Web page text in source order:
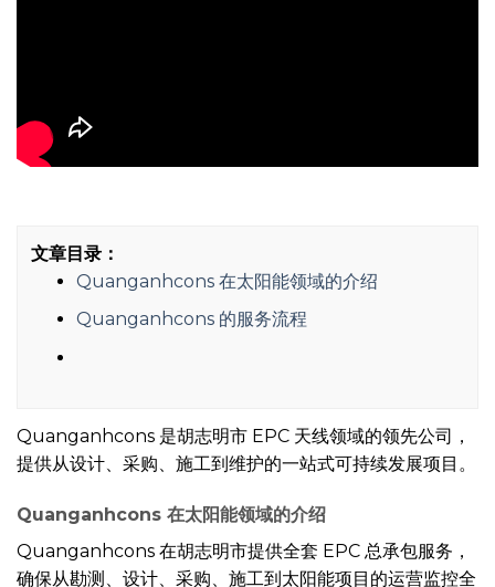
文章目录：
Quanganhcons 在太阳能领域的介绍
Quanganhcons 的服务流程
Quanganhcons 是胡志明市 EPC 天线领域的领先公司，
提供从设计、采购、施工到维护的一站式可持续发展项目。
Quanganhcons 在太阳能领域的介绍
Quanganhcons 在胡志明市提供全套 EPC 总承包服务，
确保从勘测、设计、采购、施工到太阳能项目的运营监控全